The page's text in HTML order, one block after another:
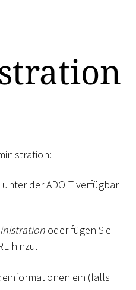
unter der ADOIT verfügbar
oder fügen Sie
hinzu.
ein (falls